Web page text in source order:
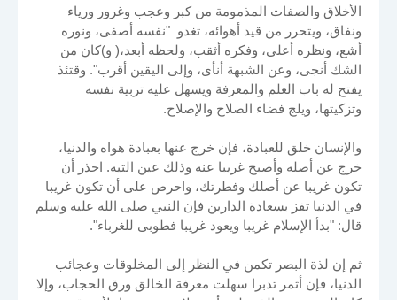
الأخلاق والصفات المذمومة من كبر وعجب وغرور ورياء
ونفاق، ويتحرر من قيد أهوائه، تغدو "نفسه أصفى، ونوره
أشع، ونظره أعلى، وفكره أثقب، ولحظه أبعد،( و)كان من
الشك أنجى، وعن الشبهة أنأى، وإلى اليقين أقرب". وقتئذ
يفتح له باب العلم والمعرفة ويسهل عليه تربية نفسه
وتزكيتها، ويلج فضاء الصلاح والإصلاح.
والإنسان خلق للعبادة، فإن خرج عنها بعبادة هواه والدنيا،
خرج عن أصله وأصبح غريبا عنه وذلك عين التيه. احذر أن
تكون غريبا عن أصلك وفطرتك، واحرص على أن تكون غريبا
في الدنيا تفز بسعادة الدارين فإن النبي صلى الله عليه وسلم
قال: "بدأ الإسلام غريبا ويعود غريبا فطوبى للغرباء".
ثم إن لذة البصر تكمن في النظر إلى المخلوقات وعجائب
الدنيا، فإن أثمر تدبرا سهلت معرفة الخالق ورق الحجاب، وإلا